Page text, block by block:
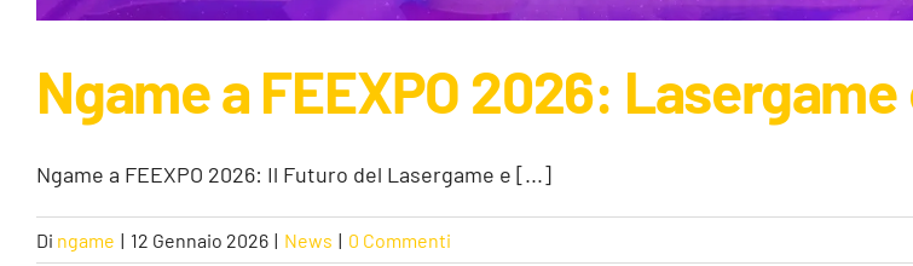
Ngame a FEEXPO 2026:
Ngame a FEEXPO 2026: Il Futuro del Lasergame e [...]
Di ngame | 12 Gennaio 2026 | News | 0 Commenti